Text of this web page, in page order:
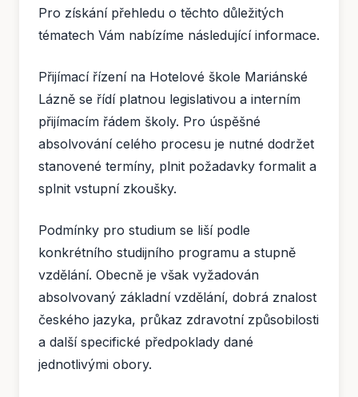
Pro získání přehledu o těchto důležitých
tématech Vám nabízíme následující informace.
Přijímací řízení na Hotelové škole Mariánské
Lázně se řídí platnou legislativou a interním
přijímacím řádem školy. Pro úspěšné
absolvování celého procesu je nutné dodržet
stanovené termíny, plnit požadavky formalit a
splnit vstupní zkoušky.
Podmínky pro studium se liší podle
konkrétního studijního programu a stupně
vzdělání. Obecně je však vyžadován
absolvovaný základní vzdělání, dobrá znalost
českého jazyka, průkaz zdravotní způsobilosti
a další specifické předpoklady dané
jednotlivými obory.